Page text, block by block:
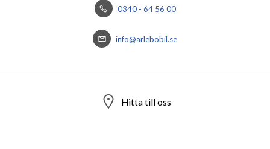
0340 - 64 56 00
info@arlebobil.se
Hitta till oss